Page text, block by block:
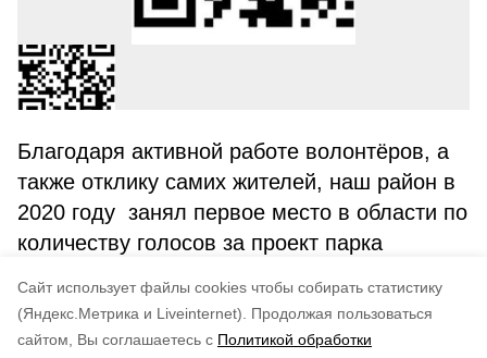
Cайт использует файлы cookies чтобы собирать статистику
(Яндекс.Метрика и Liveinternet).
Продолжая пользоваться
сайтом, Вы соглашаетесь с Политикой обработки
Благодаря активной работе волонтёров, а
также отклику самих жителей, наш район в
2020 году занял первое место в области по
количеству голосов за проект парка
способ голосования – с помощью QR-кода.